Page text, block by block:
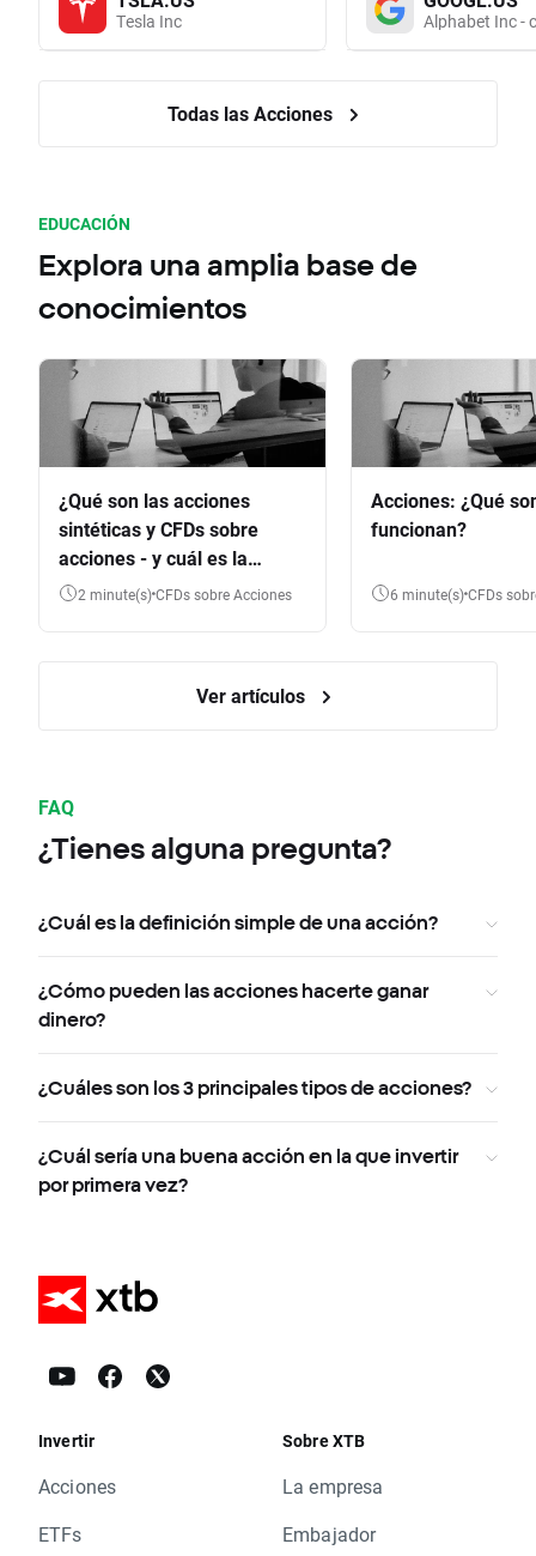
Tesla Inc Alphabet Inc -
Todas las Acciones
EDUCACIÓN
Explora una amplia base de
conocimientos
¿Qué son las acciones
sintéticas y CFDs sobre
acciones - y cuál es la
diferencia?
2 minute(s) CFDs sobre Acciones
Acciones: ¿Qué
funcionan?
6 minute(s) CFDs
Ver artículos
FAQ
¿Tienes alguna pregunta?
¿Cuál es la definición simple de una acción?
¿Cómo pueden las acciones hacerte ganar
dinero?
¿Cuáles son los 3 principales tipos de acciones?
¿Cuál sería una buena acción en la que invertir
por primera vez?
Invertir
Acciones
ETFs
Sobre XTB
La empresa
Embajador